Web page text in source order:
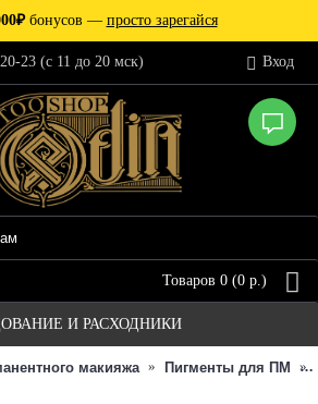
бонусов — просто зарегайся
23 (c 11 до 20 мск) Вход
Товаров 0 (0 р.)
И РАСХОДНИКИ
макияжа Пигменты для ПМ